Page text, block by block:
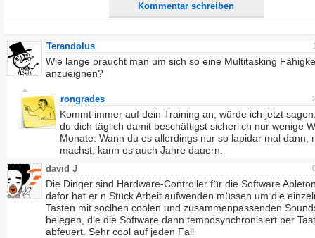
Kommentar schreiben
Terandolus
Wie lange braucht man um sich so eine Multitasking
anzueignen?
rongrades
Kommt immer auf dein Training an, würde ich jetzt
du dich täglich damit beschäftigst sicherlich nur wenige
Monate. Wann du es allerdings nur so lapidar mal dann,
machst, kann es auch Jahre dauern.
david J
Die Dinger sind Hardware-Controller für die Software
dafor hat er n Stück Arbeit aufwenden müssen um die
Tasten mit soclhen coolen und zusammenpassenden
belegen, die die Software dann temposynchronisiert per
abfeuert. Sehr cool auf jeden Fall